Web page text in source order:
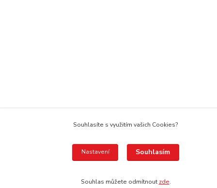
Souhlasíte s využitím vašich Cookies?
Nastavení Souhlasím
Souhlas můžete odmítnout zde.